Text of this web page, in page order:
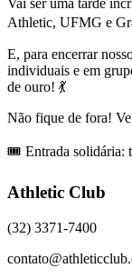
Vai ser uma tarde
Athletic, UFMG e
E, para encerrar
individuais e em
de ouro! 💃
Não fique de fora!
🎟️ Entrada solidária:
Athletic Club
(32) 3371-7400